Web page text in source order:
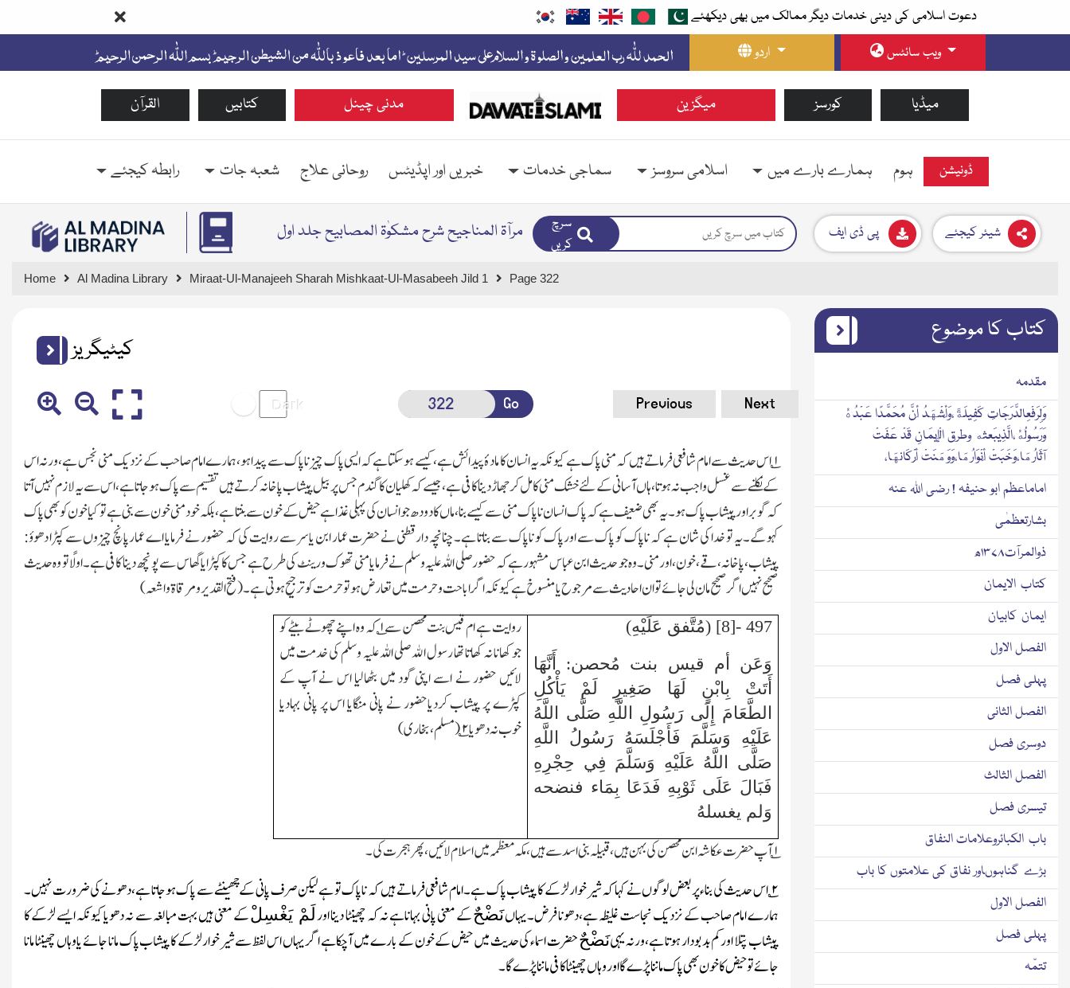
دعوت اسلامی کی دینی خدمات دیگر ممالک میں بھی دیکھئے
اردو
ویب سائٹس
القرآن کتابیں مدنی چینل میگزین کورسز میڈیا
ہوم ہمارے بارے میں اسلامی سروسز سماجی خدمات خبریں اور اپڈیٹس روحانی علاج شعبہ جات رابطہ کیجئے ڈونیشن
مرآۃ المناجیح شرح مشکوٰۃ المصابیح جلد اول
سرچ
کریں
پی ڈی ایف شیئر کیجئے
Home Al Madina Library Miraat-Ul-Manajeeh Sharah Mishkaat-Ul-Masabeeh Jild 1 Page 322
کیٹیگریز
Go Previous Next
۱؎ اس حدیث سے امام شافعی فرماتے ہیں کہ منی پاک ہے کیونکہ یہ انسان کا مادۂ پیدائش ہے،کیسے ہوسکتاہے کہ ایسی پاک چیز ناپاک سے پیدا ہو،ہمارے امام صاحب کے نزدیک منی نجس ہے،ورنہ اس
کے نکلنے سے غسل واجب نہ ہوتا،ہاں آسانی کے لئے خشک منی کا مل کرجھاڑدینا کافی ہے،جیسے کہ کھلیان کا گندم جس پر بیل پیشاب پاخانہ کرتے ہیں تقسیم سےپاک ہوجاتاہے،اس سے یہ لازم نہیں آتا
کہ گوبراور پیشاب پاک ہو۔یہ بھی ضعیف ہے کہ پاک انسان ناپاک منی سے کیسے بنا،ماں کا دودھ جو انسان کی پہلی غذا ہے حیض کے خون سے بنتا ہے،بلکہ خود منی خون سے بنی ہے تو کیا خون کو بھی پاک
کہو گے۔یہ تو خدا کی شان ہے کہ ناپاک کو پاک سے اورپاک کو ناپاک سے بناتا ہے۔چنانچہ دارقطنی نے حضرت عمار ابن یاسر سے روایت کی کہ حضور نے فرمایا اے عمارپانچ چیزوں سے کپڑا دھوؤ:
پیشاب،پاخانہ،قے،خون،اورمنی۔وہ جو حدیث ابن عباس مشہور ہے کہ حضورصلی اللہ علیہ وسلم نے فرمایا منی تھوک و رینٹ کی طرح ہے جس کا کپڑا یاگھاس سے پونچھ دینا کافی ہے۔اولًا تو وہ حدیث
صحیح نہیں اگرصحیح مان لی جائے تو ان احادیث سے مرجوح یا منسوخ ہے کیونکہ اگر اباحت و حرمت میں تعارض ہو تو حرمت کو ترجیح ہوتی ہے۔(فتح القدیرومرقاۃ واشعہ)
497 -[8] (مُتَّفق عَلَيْهِ)
وَعَن أم قيس بنت مُحصن: أَنَّهَا
أَتَتْ بِابْنٍ لَهَا صَغِيرٍ لَمْ يَأْكُلِ
الطَّعَامَ إِلَى رَسُولِ اللَّهِ صَلَّى اللَّهُ
عَلَيْهِ وَسَلَّمَ فَأَجْلَسَهُ رَسُولُ اللَّهِ
صَلَّى اللَّهُ عَلَيْهِ وَسَلَّمَ فِي حِجْرِهِ
فَبَالَ عَلَى ثَوْبِهِ فَدَعَا بِمَاء فنضحه
وَلم يغسلهُ
روایت ہے ام قیس بنت محصن سے۱؎ کہ وہ اپنے چھوٹے بیٹے کو
جو کھانا نہ کھاتا تھا رسول اﷲ صلی اللہ علیہ وسلم کی خدمت میں
لائیں حضور نے اسے اپنی گود میں بٹھالیا اس نے آپ کے
کپڑے پر پیشاب کردیاحضور نے پانی منگایا اس پر پانی بہادیا
خوب نہ دھویا۲؎(مسلم،بخاری)
۱؎ آپ حضرت عکاشہ ابن محصن کی بہن ہیں،قبیلہ بنی اسد سے ہیں،مکہ معظمہ میں اسلام لائیں،پھر ہجرت کی۔
۲؎ اس حدیث کی بناءپربعض لوگوں نے کہا کہ شیرخوارلڑکے کا پیشاب پاک ہے۔امام شافعی فرماتے ہیں کہ ناپاک تو ہے لیکن صرف پانی کے چھینٹے سے پاک ہوجاتا ہے،دھونے کی ضرورت نہیں۔
ہمارے امام صاحب کے نزدیک نجاست غلیظہ ہے،دھونا فرض۔یہاںنَضحٌکے معنی پانی بہاناہے نہ کہ چھینٹا دینا اورلَمْ یَغسِلکے معنی ہیں بہت مبالغہ سے نہ دھویا کیونکہ ایسے لڑکے کا
پیشاب پتلا اورکم بدبودار ہوتا ہے،ورنہ یہینَضحٌحضرت اسماء کی حدیث میں حیض کے خون کے بارے میں آچکا ہے اگر یہاں اس لفظ سےشیرخوارلڑکے کا پیشاب پاک مانا جائے یا وہاں چھینٹا مانا
جائے تو حیض کا خون بھی پاک ماننا پڑے گا اور وہاں چھینٹا کافی ماننا پڑے گا۔
کتاب کا موضوع
مقدمہ
وَلِرَفْعِالدَّرَجَاتِ كَفِيلَةً،وَأَشْهَدُ أَنَّ مُحَمَّدًا عَبْدُهُ
وَرَسُولُهُ،الَّذِيبَعثه وطرق الْإِيمَانِ قَدْ عَفَتْ
آثَارُهَا،وَخَبَتْ أَنْوَارُهَا،وَوَهَنَتْ أَرْكَانهَا،
اماماعظم ابو حنیفہ ! رضی اللہ عنہ
بشارتعظمٰی
ذوالمرآت۱۳۷۸ھ
كتاب الايمان
ایمان کابیان
الفصل الاول
پہلی فصل
الفصل الثانی
دوسری فصل
الفصل الثالث
تیسری فصل
باب الكبائروعلامات النفاق
بڑے گناہوںاور نفاق کی علامتوں کا باب
الفصل الاول
پہلی فصل
تتمّہ